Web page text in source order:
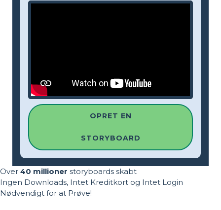
OPRET EN
STORYBOARD
Over 40 millioner storyboards skabt
Ingen Downloads, Intet Kreditkort og Intet Login
Nødvendigt for at Prøve!